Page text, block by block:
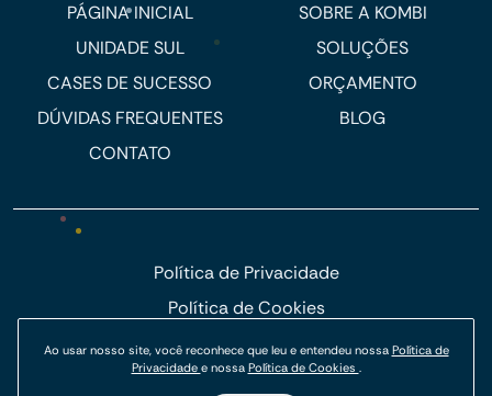
PÁGINA INICIAL
SOBRE A KOMBI
UNIDADE SUL
SOLUÇÕES
CASES DE SUCESSO
ORÇAMENTO
DÚVIDAS FREQUENTES
BLOG
CONTATO
Política de Privacidade
Política de Cookies
© Kombi Agência Digital 2026.
Ao usar nosso site, você reconhece que leu e entendeu nossa Política de
Privacidade e nossa Política de Cookies .